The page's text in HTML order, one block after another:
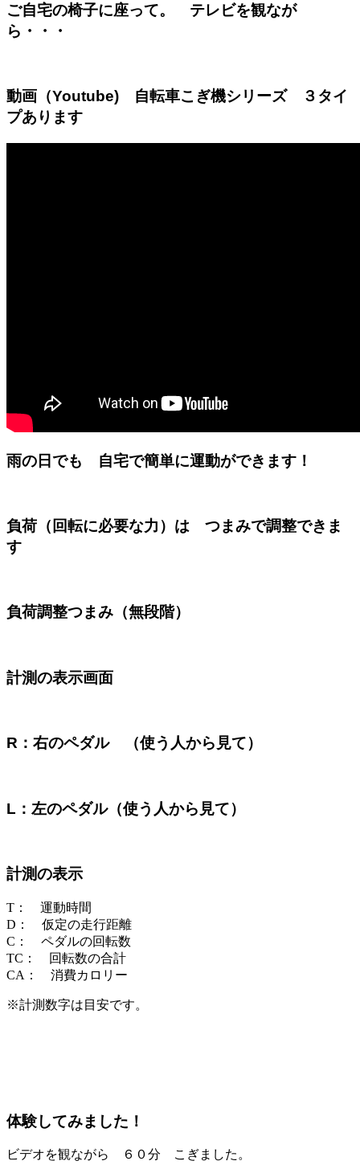
ご自宅の椅子に座って。 テレビを観なが
ら・・・
動画（Youtube) 自転車こぎ機シリーズ ３タイ
プあります
雨の日でも 自宅で簡単に運動ができます！
負荷（回転に必要な力）は つまみで調整できま
す
負荷調整つまみ（無段階）
計測の表示画面
R：右のペダル （使う人から見て）
L：左のペダル（使う人から見て）
計測の表示
T： 運動時間
D： 仮定の走行距離
C： ペダルの回転数
TC： 回転数の合計
CA： 消費カロリー
※計測数字は目安です。
体験してみました！
ビデオを観ながら ６０分 こぎました。